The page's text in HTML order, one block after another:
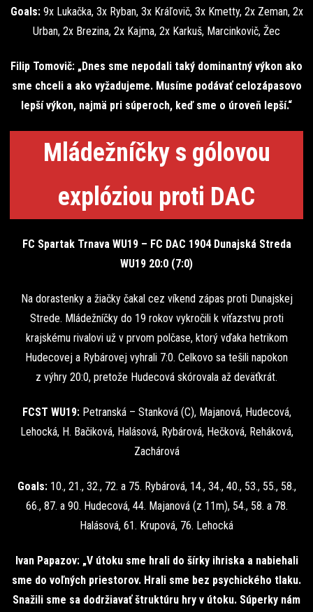
Goals: 9x Lukačka, 3x Ryban, 3x Kráľovič, 3x Kmetty, 2x Zeman, 2x
Urban, 2x Brezina, 2x Kajma, 2x Karkuš, Marcinkovič, Žec
Filip Tomovič: „Dnes sme nepodali taký dominantný výkon ako
sme chceli a ako vyžadujeme. Musíme podávať celozápasovo
lepší výkon, najmä pri súperoch, keď sme o úroveň lepší.“
Mládežníčky s gólovou
explóziou proti DAC
FC Spartak Trnava WU19 – FC DAC 1904 Dunajská Streda
WU19 20:0 (7:0)
Na dorastenky a žiačky čakal cez víkend zápas proti Dunajskej
Strede. Mládežníčky do 19 rokov vykročili k víťazstvu proti
krajskému rivalovi už v prvom polčase, ktorý vďaka hetrikom
Hudecovej a Rybárovej vyhrali 7:0. Celkovo sa tešili napokon
z výhry 20:0, pretože Hudecová skórovala až deväťkrát.
FCST WU19: Petranská – Stanková (C), Majanová, Hudecová,
Lehocká, H. Bačiková, Halásová, Rybárová, Hečková, Reháková,
Zachárová
Goals: 10., 21., 32., 72. a 75. Rybárová, 14., 34., 40., 53., 55., 58.,
66., 87. a 90. Hudecová, 44. Majanová (z 11m), 54., 58. a 78.
Halásová, 61. Krupová, 76. Lehocká
Ivan Papazov: „V útoku sme hrali do šírky ihriska a nabiehali
sme do voľných priestorov. Hrali sme bez psychického tlaku.
Snažili sme sa dodržiavať štruktúru hry v útoku. Súperky nám